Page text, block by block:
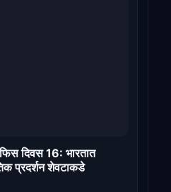
दिवस 16: भारतात
प्रदर्शन शेवटाकडे